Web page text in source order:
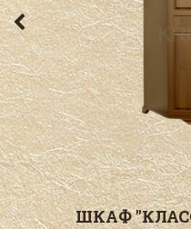
ШКАФ